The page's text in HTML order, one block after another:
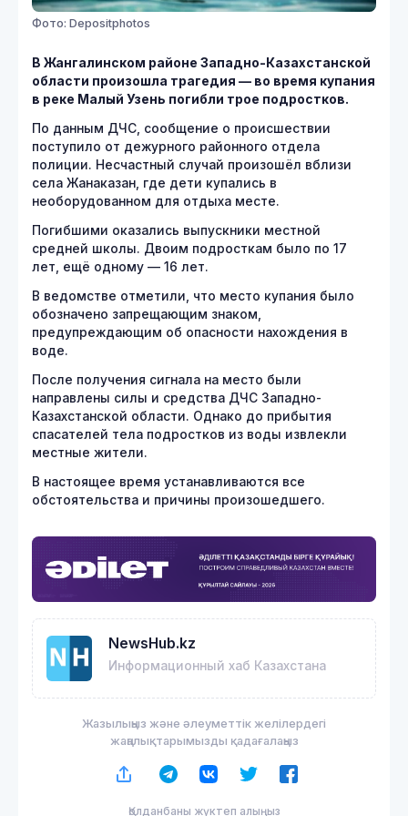
Фото: Depositphotos
В Жангалинском районе Западно-Казахстанской
области произошла трагедия — во время купания
в реке Малый Узень погибли трое подростков.
По данным ДЧС, сообщение о происшествии
поступило от дежурного районного отдела
полиции. Несчастный случай произошёл вблизи
села Жанаказан, где дети купались в
необорудованном для отдыха месте.
Погибшими оказались выпускники местной
средней школы. Двоим подросткам было по 17
лет, ещё одному — 16 лет.
В ведомстве отметили, что место купания было
обозначено запрещающим знаком,
предупреждающим об опасности нахождения в
воде.
После получения сигнала на место были
направлены силы и средства ДЧС Западно-
Казахстанской области. Однако до прибытия
спасателей тела подростков из воды извлекли
местные жители.
В настоящее время устанавливаются все
обстоятельства и причины произошедшего.
NewsHub.kz
Информационный хаб Казахстана
Жазылыңыз және әлеуметтік желілердегі
жаңалықтарымызды қадағалаңыз
Қолданбаны жүктеп алыңыз